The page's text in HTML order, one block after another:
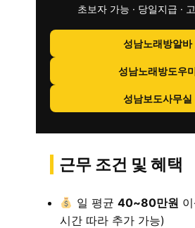
초보자 가능 · 당일지급 ·
성남노래방알바
성남노래방도우
성남보도사무실
근무 조건 및 혜택
일 평균 40~80만원
시간 따라 추가 가능)